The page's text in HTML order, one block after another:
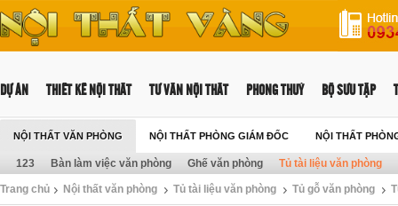
DỰ ÁN THIẾT KẾ NỘI THẤT TƯ VẤN NỘI THẤT PHONG THUỶ BỘ SƯU TẬP
NỘI THẤT VĂN PHÒNG NỘI THẤT PHÒNG GIÁM ĐỐC NỘI THẤT
123 Bàn làm việc văn phòng Ghế văn phòng Tủ tài liệu văn phòng
Trang chủ Nội thất văn phòng Tủ tài liệu văn phòng Tủ gỗ văn phòng